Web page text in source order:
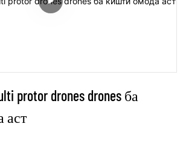
protor drones drones ба
аст